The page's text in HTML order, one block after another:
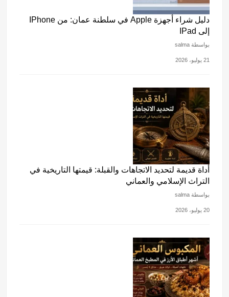
دليل شراء أجهزة Apple في سلطنة عمان: من IPhone
إلى IPad
بواسطة salma
21 يوليو، 2026
أداة قديمة لتحديد الاتجاهات والقبلة: قيمتها التاريخية في
التراث الإسلامي والعماني
بواسطة salma
20 يوليو، 2026